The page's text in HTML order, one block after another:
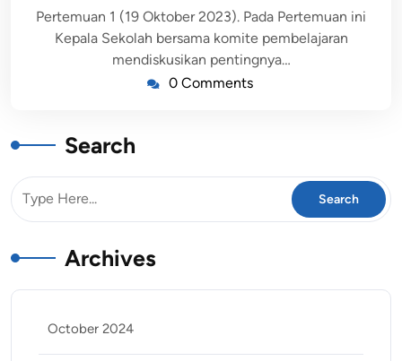
Pertemuan 1 (19 Oktober 2023). Pada Pertemuan ini
Kepala Sekolah bersama komite pembelajaran
mendiskusikan pentingnya…
0 Comments
Search
Archives
October 2024